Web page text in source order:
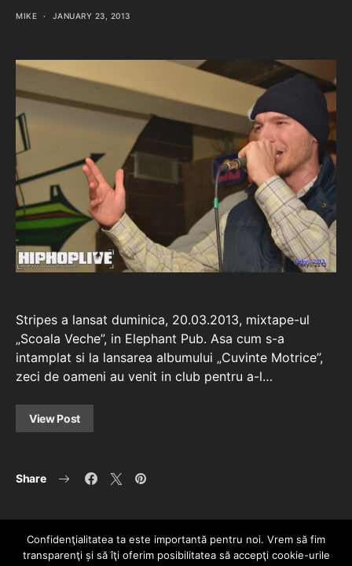
MIKE JANUARY 23, 2013
Stripes a lansat duminica, 20.03.2013, mixtape-ul
„Scoala Veche”, in Elephant Pub. Asa cum s-a
intamplat si la lansarea albumului „Cuvinte Motrice”,
zeci de oameni au venit in club pentru a-l…
View Post
Share
Confidenţialitatea ta este importantă pentru noi. Vrem să fim
transparenţi și să îţi oferim posibilitatea să accepţi cookie-urile